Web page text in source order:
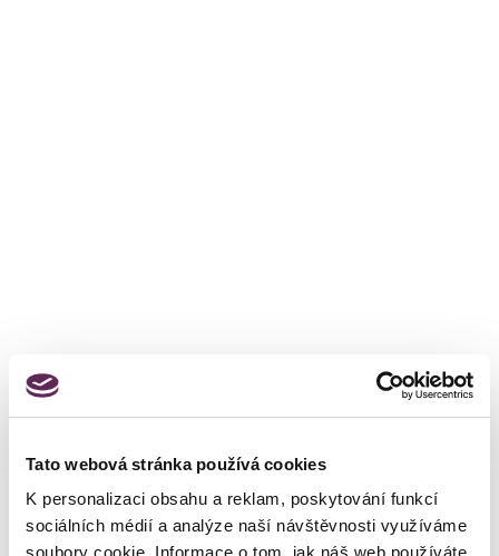
Tato webová stránka používá cookies
K personalizaci obsahu a reklam, poskytování funkcí
sociálních médií a analýze naší návštěvnosti využíváme
soubory cookie. Informace o tom, jak náš web používáte,